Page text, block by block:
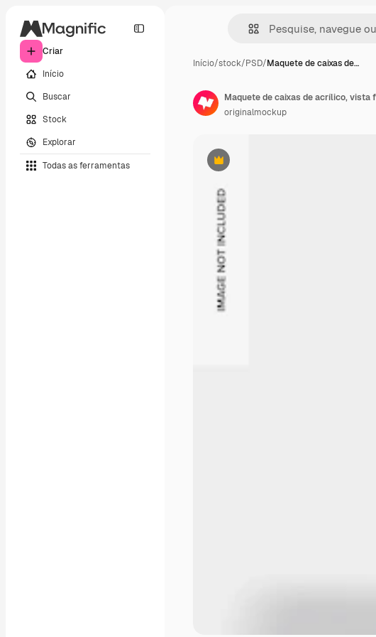
Criar
Início
Buscar
Stock
Explorar
Todas as ferramentas
Início/stock/PSD/Maquete de caixas de…
Premium
Maquete de caixas de acrílico, vista
originalmockup